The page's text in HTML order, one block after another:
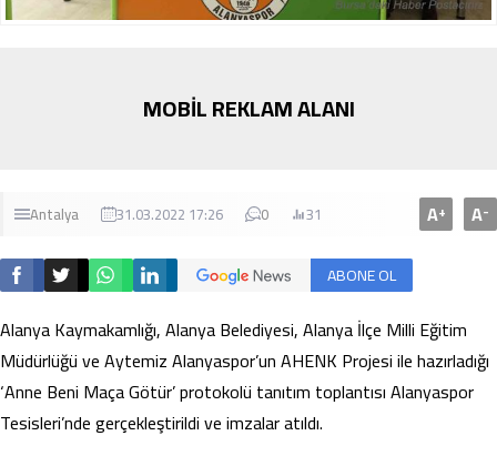
MOBİL REKLAM ALANI
Antalya 31.03.2022 17:26 0 31 A+ A-
ABONE OL
Alanya Kaymakamlığı, Alanya Belediyesi, Alanya İlçe Milli Eğitim
Müdürlüğü ve Aytemiz Alanyaspor’un AHENK Projesi ile hazırladığı
‘Anne Beni Maça Götür’ protokolü tanıtım toplantısı Alanyaspor
Tesisleri’nde gerçekleştirildi ve imzalar atıldı.